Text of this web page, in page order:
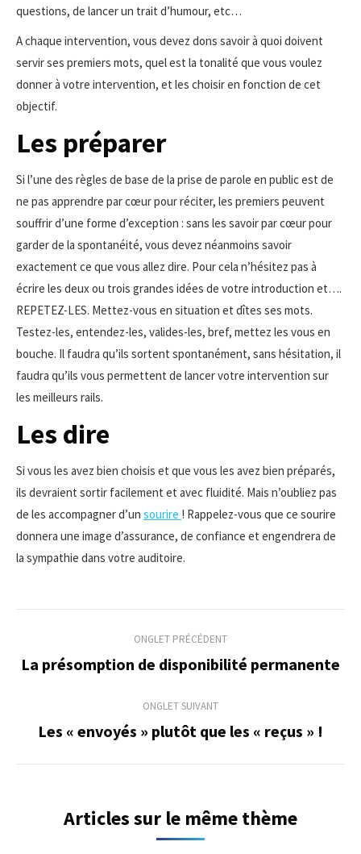
questions, de lancer un trait d’humour, etc…
A chaque intervention, vous devez dons savoir à quoi doivent
servir ses premiers mots, quel est la tonalité que vous voulez
donner à votre intervention, et les choisir en fonction de cet
objectif.
Les préparer
Si l’une des règles de base de la prise de parole en public est de
ne pas apprendre par cœur pour réciter, les premiers peuvent
souffrir d’une forme d’exception : sans les savoir par cœur pour
garder de la spontanéité, vous devez néanmoins savoir
exactement ce que vous allez dire. Pour cela n’hésitez pas à
écrire les deux ou trois grandes idées de votre introduction et….
REPETEZ-LES. Mettez-vous en situation et dîtes ses mots.
Testez-les, entendez-les, valides-les, bref, mettez les vous en
bouche. Il faudra qu’ils sortent spontanément, sans hésitation, il
faudra qu’ils vous permettent de lancer votre intervention sur
les meilleurs rails.
Les dire
Si vous les avez bien choisis et que vous les avez bien préparés,
ils devraient sortir facilement et avec fluidité. Mais n’oubliez pas
de les accompagner d’un sourire ! Rappelez-vous que ce sourire
donnera une image d’assurance, de confiance et engendrera de
la sympathie dans votre auditoire.
de
commentaire
ONGLET PRÉCÉDENT
Onglet
La présomption de disponibilité permanente
ONGLET SUIVANT
Onglet
Les « envoyés » plutôt que les « reçus » !
Articles sur le même thème